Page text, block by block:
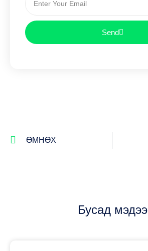
Send
ӨМНӨХ
Бусад мэдээ